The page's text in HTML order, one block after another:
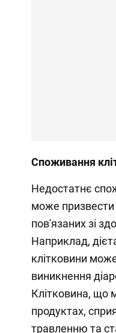
Споживання
Недостатнє
може призвести
пов'язаних зі
Наприклад,
клітковини
виникнення
Клітковина, що
продуктах,
травленню та